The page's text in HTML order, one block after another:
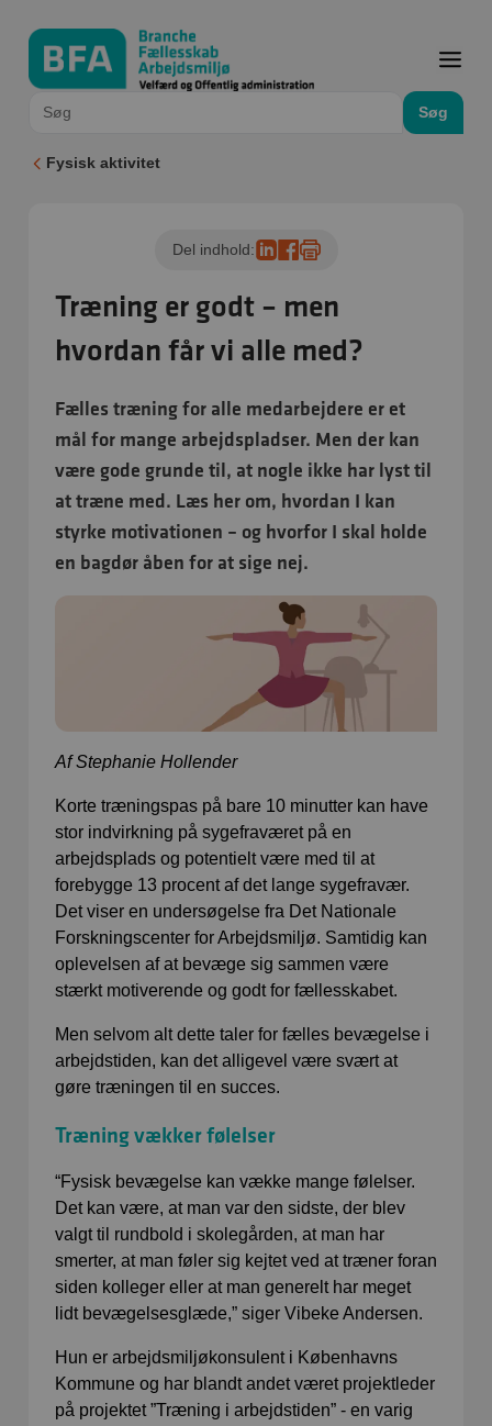
Søg
Fysisk aktivitet
Træning er godt – men
hvordan får vi alle med?
Del indhold:
Fælles træning for alle medarbejdere er et
mål for mange arbejdspladser. Men der kan
være gode grunde til, at nogle ikke har lyst til
at træne med. Læs her om, hvordan I kan
styrke motivationen – og hvorfor I skal holde
en bagdør åben for at sige nej.
Af Stephanie Hollender
Korte træningspas på bare 10 minutter kan have
stor indvirkning på sygefraværet på en
arbejdsplads og potentielt være med til at
forebygge 13 procent af det lange sygefravær.
Det viser en undersøgelse fra Det Nationale
Forskningscenter for Arbejdsmiljø. Samtidig kan
oplevelsen af at bevæge sig sammen være
stærkt motiverende og godt for fællesskabet.
Men selvom alt dette taler for fælles bevægelse i
arbejdstiden, kan det alligevel være svært at
gøre træningen til en succes.
Træning vækker følelser
“Fysisk bevægelse kan vække mange følelser.
Det kan være, at man var den sidste, der blev
valgt til rundbold i skolegården, at man har
smerter, at man føler sig kejtet ved at træner foran
siden kolleger eller at man generelt har meget
lidt bevægelsesglæde,” siger Vibeke Andersen.
Hun er arbejdsmiljøkonsulent i Københavns
Kommune og har blandt andet været projektleder
på projektet ”Træning i arbejdstiden” - en varig